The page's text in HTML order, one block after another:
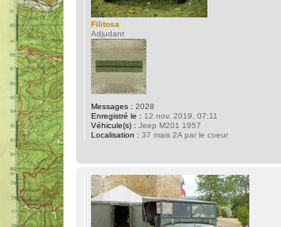
Filitosa
Adjudant
Messages : 2028
Enregistré le : 12 nov. 2019, 07:11
Véhicule(s) : Jeep M201 1957
Localisation : 37 mais 2A par le coeur